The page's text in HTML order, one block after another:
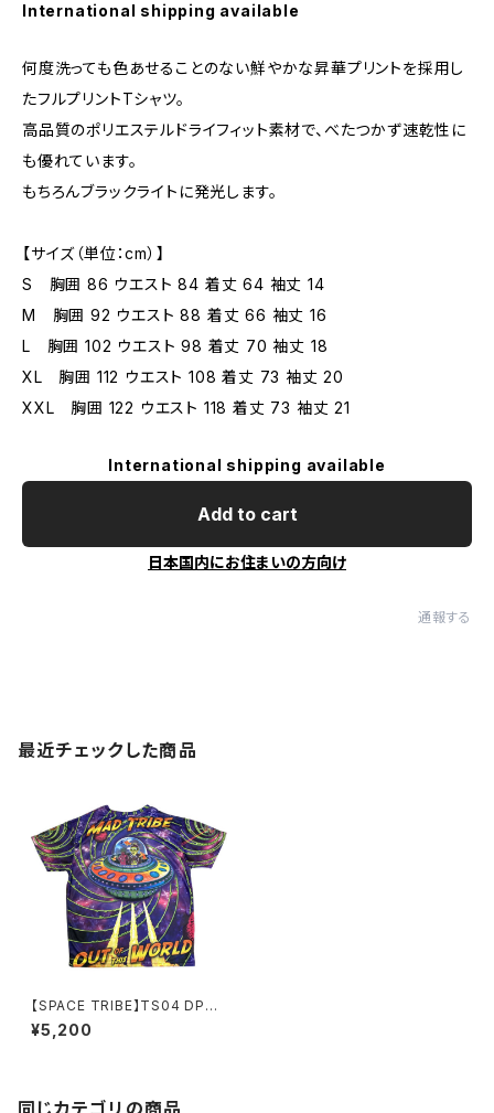
International shipping available
何度洗っても色あせることのない鮮やかな昇華プリントを採用し
たフルプリントTシャツ。
高品質のポリエステルドライフィット素材で、べたつかず速乾性に
も優れています。
もちろんブラックライトに発光します。
【サイズ（単位：cm）】
S 胸囲 86 ウエスト 84 着丈 64 袖丈 14
M 胸囲 92 ウエスト 88 着丈 66 袖丈 16
L 胸囲 102 ウエスト 98 着丈 70 袖丈 18
XL 胸囲 112 ウエスト 108 着丈 73 袖丈 20
XXL 胸囲 122 ウエスト 118 着丈 73 袖丈 21
International shipping available
Add to cart
日本国内にお住まいの方向け
通報する
最近チェックした商品
【SPACE TRIBE】TS04 DP03
7A:SUBLIME S/S T-OUT OF
THIS WORLD(UNISEX)
¥5,200
同じカテゴリの商品